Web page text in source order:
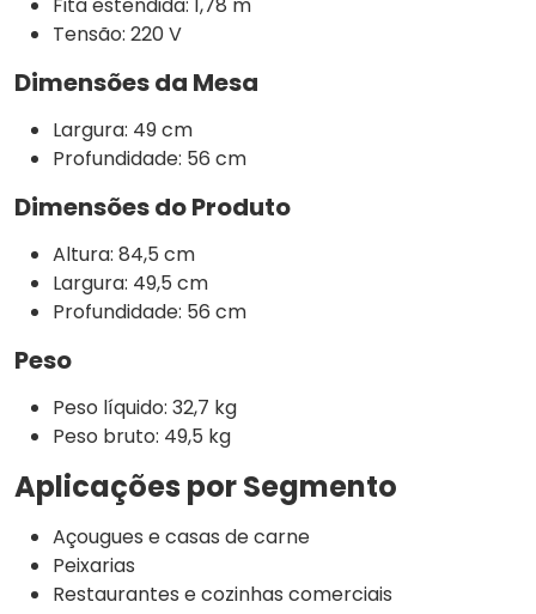
Fita estendida: 1,78 m
Tensão: 220 V
Dimensões da Mesa
Largura: 49 cm
Profundidade: 56 cm
Dimensões do Produto
Altura: 84,5 cm
Largura: 49,5 cm
Profundidade: 56 cm
Peso
Peso líquido: 32,7 kg
Peso bruto: 49,5 kg
Aplicações por Segmento
Açougues e casas de carne
Peixarias
Restaurantes e cozinhas comerciais